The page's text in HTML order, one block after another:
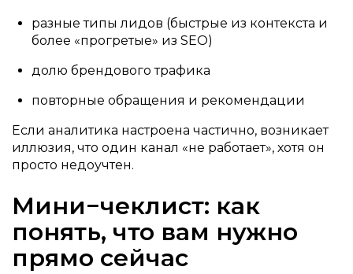
разные типы лидов (быстрые из контекста и
более «прогретые» из SEO)
долю брендового трафика
повторные обращения и рекомендации
Если аналитика настроена частично, возникает
иллюзия, что один канал «не работает», хотя он
просто недоучтен.
Мини−чеклист: как
понять, что вам нужно
прямо сейчас